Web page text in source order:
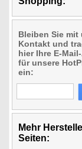
Bleiben Sie mit
Kontakt und
hier Ihre E-
für unsere
ein:
Mehr
Seiten: